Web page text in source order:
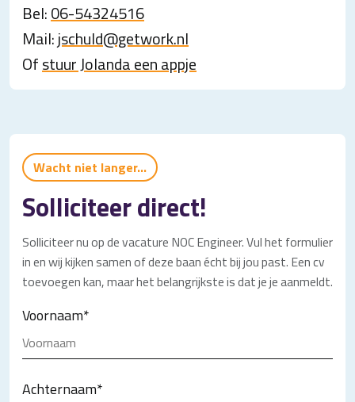
Bel:06-54324516
Mail:jschuld@getwork.nl
Ofstuur Jolanda een appje
Wacht niet langer...
Solliciteer direct!
Solliciteer nu op de vacature NOC Engineer. Vul het formulier
in en wij kijken samen of deze baan écht bij jou past. Een cv
toevoegen kan, maar het belangrijkste is dat je je aanmeldt.
Voornaam*
Achternaam*